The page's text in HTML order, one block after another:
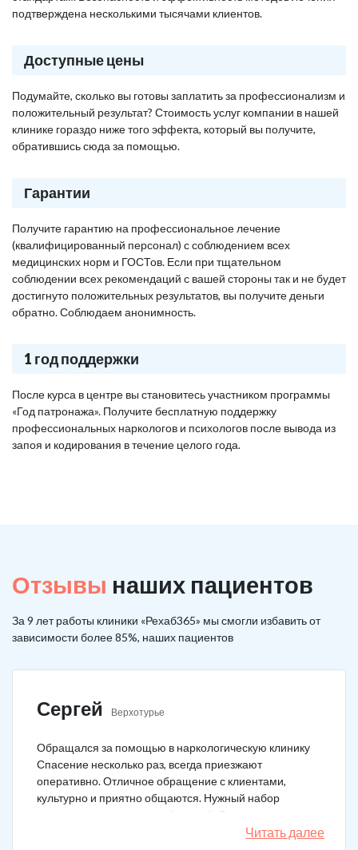
подтверждена несколькими тысячами клиентов.
Доступные цены
Подумайте, сколько вы готовы заплатить за профессионализм и
положительный результат? Стоимость услуг компании в нашей
клинике гораздо ниже того эффекта, который вы получите,
обратившись сюда за помощью.
Гарантии
Получите гарантию на профессиональное лечение
(квалифицированный персонал) с соблюдением всех
медицинских норм и ГОСТов. Если при тщательном
соблюдении всех рекомендаций с вашей стороны так и не будет
достигнуто положительных результатов, вы получите деньги
обратно. Соблюдаем анонимность.
1 год поддержки
После курса в центре вы становитесь участником программы
«Год патронажа». Получите бесплатную поддержку
профессиональных наркологов и психологов после вывода из
запоя и кодирования в течение целого года.
Отзывы наших пациентов
За 9 лет работы клиники «Рехаб365» мы смогли избавить от
зависимости более 85%, наших пациентов
Сергей Верхотурье
Обращался за помощью в наркологическую клинику
Спасение несколько раз, всегда приезжают
оперативно. Отличное обращение с клиентами,
культурно и приятно общаются. Нужный набор
медикаментов под каждый случай. Разное состояние,
Читать далее